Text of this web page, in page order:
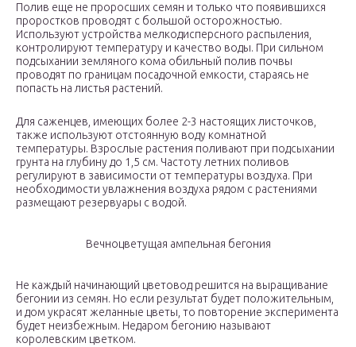
Полив еще не проросших семян и только что появившихся
проростков проводят с большой осторожностью.
Используют устройства мелкодисперсного распыления,
контролируют температуру и качество воды. При сильном
подсыхании земляного кома обильный полив почвы
проводят по границам посадочной емкости, стараясь не
попасть на листья растений.
Для саженцев, имеющих более 2-3 настоящих листочков,
также используют отстоянную воду комнатной
температуры. Взрослые растения поливают при подсыхании
грунта на глубину до 1,5 см. Частоту летних поливов
регулируют в зависимости от температуры воздуха. При
необходимости увлажнения воздуха рядом с растениями
размещают резервуары с водой.
Вечноцветущая ампельная бегония
Не каждый начинающий цветовод решится на выращивание
бегонии из семян. Но если результат будет положительным,
и дом украсят желанные цветы, то повторение эксперимента
будет неизбежным. Недаром бегонию называют
королевским цветком.